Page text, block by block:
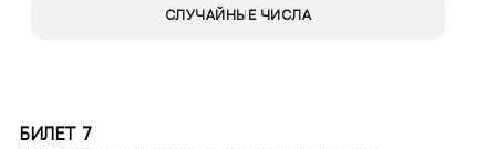
СЛУЧАЙНЫЕ ЧИСЛА
БИЛЕТ 7